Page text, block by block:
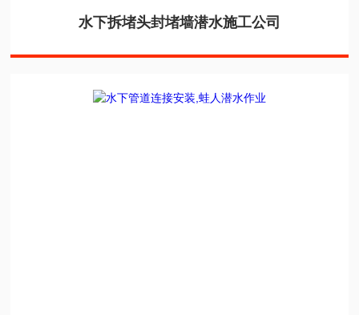
水下拆堵头封堵墙潜水施工公司